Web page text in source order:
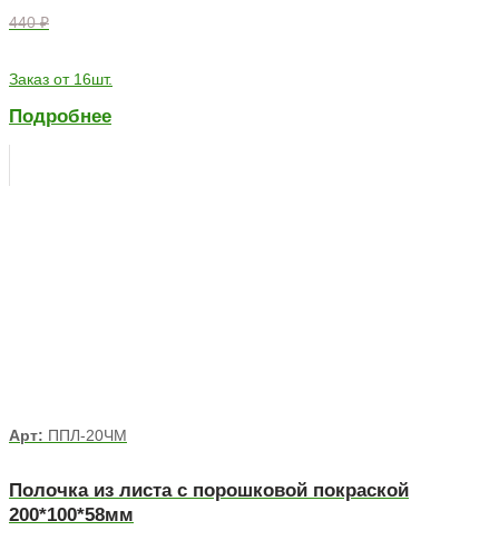
440 ₽
Заказ от 16шт.
Подробнее
Арт: ППЛ-20ЧМ
Полочка из листа с порошковой покраской
200*100*58мм